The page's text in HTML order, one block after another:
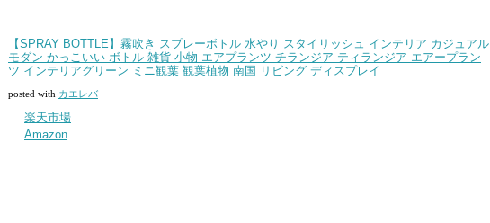
【SPRAY BOTTLE】霧吹き スプレーボトル 水やり スタイリッシュ インテリア カジュアル
モダン かっこいい ボトル 雑貨 小物 エアプランツ チランジア ティランジア エアープラン
ツ インテリアグリーン ミニ観葉 観葉植物 南国 リビング ディスプレイ
posted with カエレバ
楽天市場
Amazon